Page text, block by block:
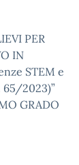
PER
IN
STEM e
2023)”
GRADO